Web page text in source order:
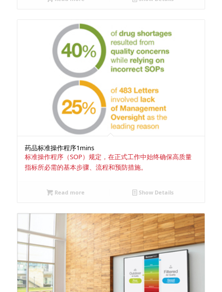
药品标准操作程序1mins
标准操作程序（SOP）规定，在正式工作中始终确保高质量
指标所必需的基本步骤、流程和预防措施。
Read more Show Details